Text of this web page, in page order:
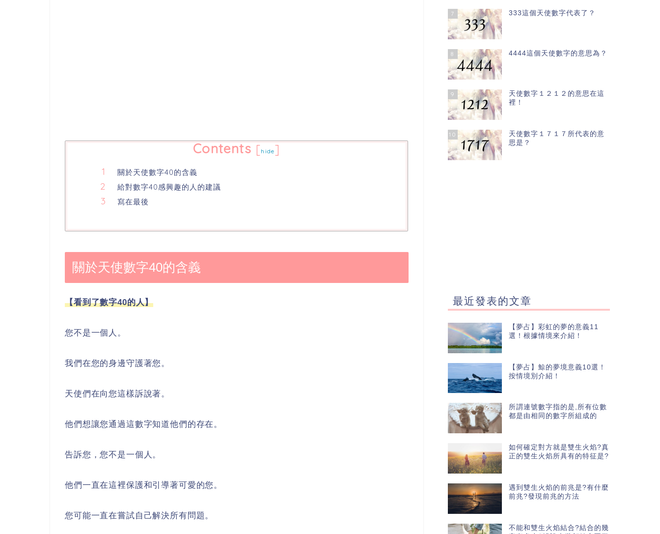
Contents [hide]
關於天使數字40的含義
給對數字40感興趣的人的建議
寫在最後
關於天使數字40的含義
【看到了數字40的人】
您不是一個人。
我們在您的身邊守護著您。
天使們在向您這樣訴說著。
他們想讓您通過這數字知道他們的存在。
告訴您，您不是一個人。
他們一直在這裡保護和引導著可愛的您。
您可能一直在嘗試自己解決所有問題。
7 333這個天使數字代表了？
8 4444這個天使數字的意思為？
9
天使數字１２１２的意思在這
裡！
10
天使數字１７１７所代表的意
思是？
最近發表的文章
【夢占】彩虹的夢的意義11
選！根據情境來介紹！
【夢占】鯨的夢境意義10選！
按情境別介紹！
所謂連號數字指的是,所有位數
都是由相同的數字所組成的
如何確定對方就是雙生火焰?真
正的雙生火焰所具有的特征是?
遇到雙生火焰的前兆是?有什麼
前兆?發現前兆的方法
不能和雙生火焰結合?結合的幾